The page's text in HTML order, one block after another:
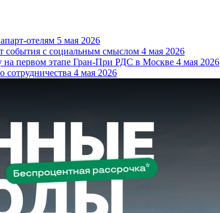
отелям 5 мая 2026
события с социальным смыслом 4 мая 2026
первом этапе Гран-При РДС в Москве 4 мая 2026
4 мая 2026